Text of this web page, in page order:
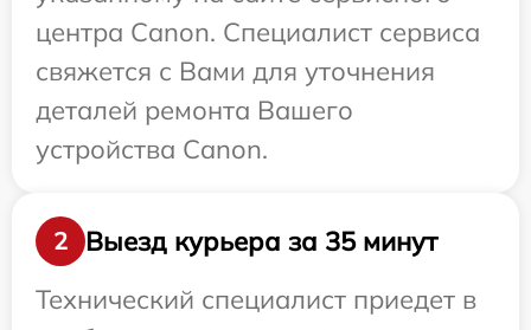
центра Canon. Специалист сервиса
свяжется с Вами для уточнения
деталей ремонта Вашего
устройства Canon.
2
Выезд курьера за 35 минут
Технический специалист приедет в